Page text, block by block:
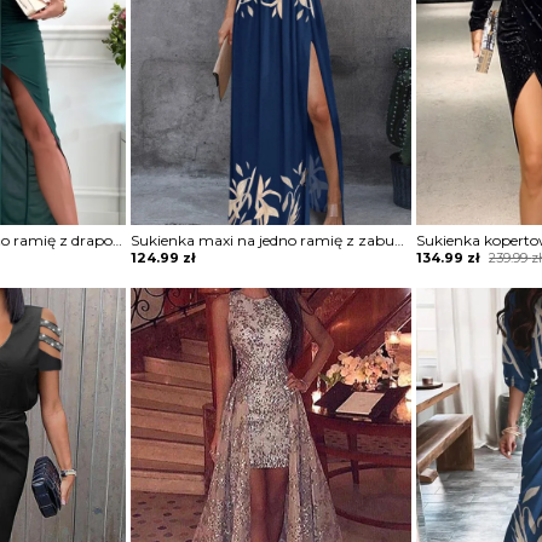
Sukienka maxi na jedno ramię z drapowaniem Sukienka maxi na jedno ramię z zabudowanym dekoltem
124.99 zł 239.99zł
Original
was:
239.99 zł.
134.99 zł
Current
is:
134.99 zł.